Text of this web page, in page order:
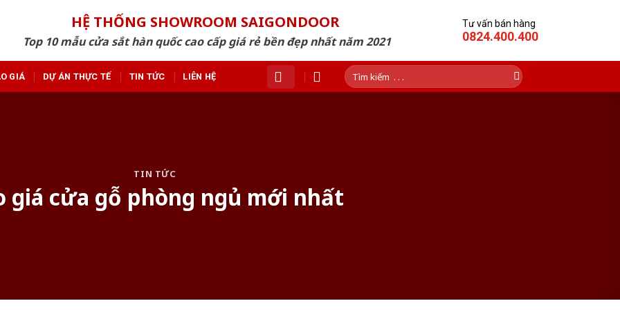
HỆ THỐNG SHOWROOM SAIGONDOOR
Top 10 mẫu cửa sắt hàn quốc cao cấp giá rẻ bền đẹp nhất năm 2021
Tư vấn bán hàng
0824.400.400
GIÁ DỰ ÁN THỰC TẾ TIN TỨC LIÊN HỆ
Tìm
kiếm:
TIN TỨC
giá cửa gỗ phòng ngủ mới nhất